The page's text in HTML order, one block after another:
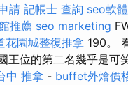
請 記帳士 查詢 seo軟體
推薦 seo marketing
花園城整復推拿 190。
王位的第二名幾乎是可
中 推拿 - buffet外燴價